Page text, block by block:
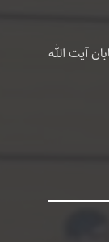
آیت الله